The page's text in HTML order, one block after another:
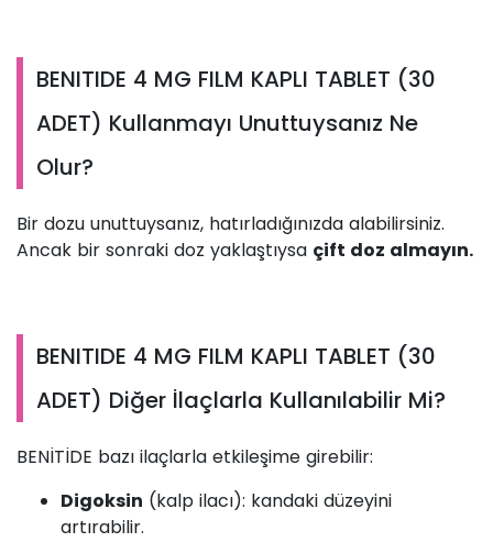
BENITIDE 4 MG FILM KAPLI TABLET (30
ADET) Kullanmayı Unuttuysanız Ne
Olur?
Bir dozu unuttuysanız, hatırladığınızda alabilirsiniz.
Ancak bir sonraki doz yaklaştıysa çift doz almayın.
BENITIDE 4 MG FILM KAPLI TABLET (30
ADET) Diğer İlaçlarla Kullanılabilir Mi?
BENİTİDE bazı ilaçlarla etkileşime girebilir:
Digoksin (kalp ilacı): kandaki düzeyini
artırabilir.